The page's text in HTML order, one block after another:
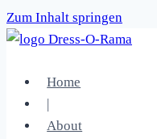
Zum Inhalt springen
Home
|
About